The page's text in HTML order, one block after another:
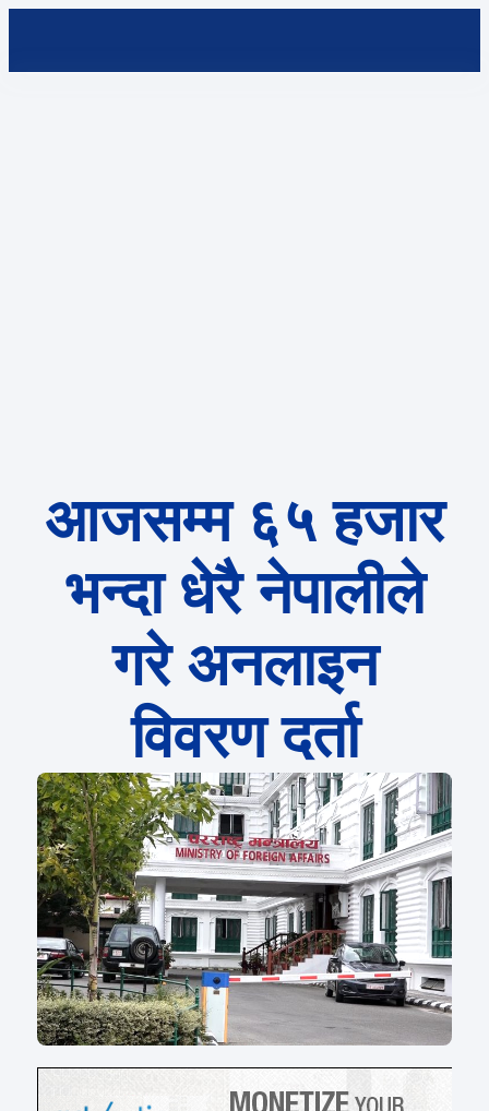
आजसम्म ६५ हजार
भन्दा धेरै नेपालीले
गरे अनलाइन
विवरण दर्ता